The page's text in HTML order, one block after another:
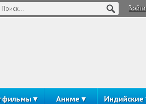
Войти
Аниме Индийские